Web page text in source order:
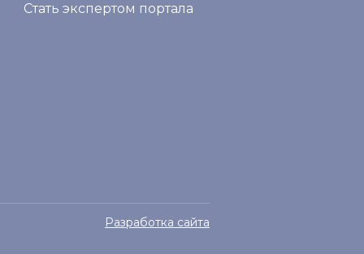
Стать экспертом портала
Разработка сайта